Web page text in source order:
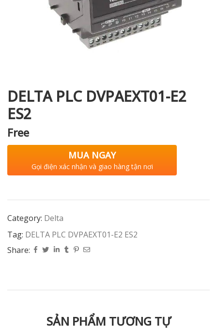
DELTA PLC DVPAEXT01-E2
ES2
Free
MUA NGAY
Gọi điện xác nhận và giao hàng tận nơi
Category: Delta
Tag: DELTA PLC DVPAEXT01-E2 ES2
Share:
SẢN PHẨM TƯƠNG TỰ